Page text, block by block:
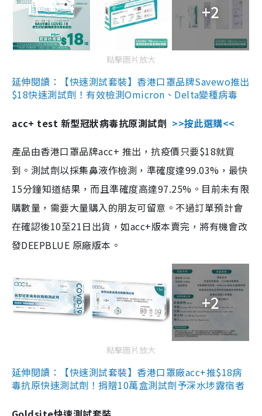
+2
點擊圖片放大
延伸閱讀：【快速測試套裝】香港口罩品牌Savewo推出
$18快速測試劑！有效檢測Omicron、Delta變種病毒
acc+ test 新型冠狀病毒抗原測試劑 >>按此選購<<
產品由香港口罩品牌acc+ 推出，抗疫價只要$18就買
到。測試劑以採集鼻液作檢測，準確度達99.03%，最快
15分鐘知道結果，而且準確度高達97.25%。目前未有限
購數量，需要大量購入的朋友可留意。不過訂單預計會
在確認後10至21日出貨，如acc+版本賣完，將有機會改
發DEEPBLUE 原廠版本。
+2
點擊圖片放大
延伸閱讀：【快速測試套裝】香港口罩廠acc+推$18病
毒抗原快速測試劑！捐贈10萬盒測試劑予深水埗露宿者